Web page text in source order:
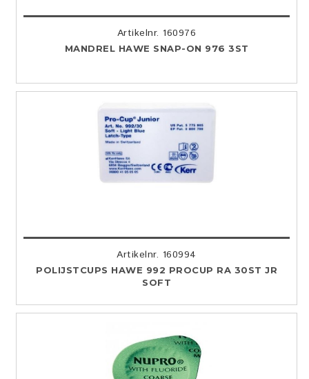
Artikelnr. 160976
MANDREL HAWE SNAP-ON 976 3ST
Artikelnr. 160994
POLIJSTCUPS HAWE 992 PROCUP RA 30ST JR
SOFT